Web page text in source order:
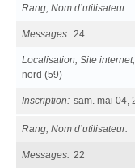
Rang, Nom d’utilisateur
Messages 24
Localisation, Site
nord (59)
Inscription sam. mai 04,
Rang, Nom d’utilisateur
Messages 22